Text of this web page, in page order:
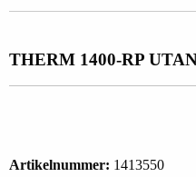
THERM 1400-RP
Artikelnummer: 1413550